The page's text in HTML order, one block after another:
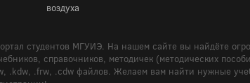
воздуха
студентов МГУИЭ. На нашем сайте вы найдёте
справочников, методичек (методических
.kdw, .frw, .cdw файлов. Желаем вам найти нужные